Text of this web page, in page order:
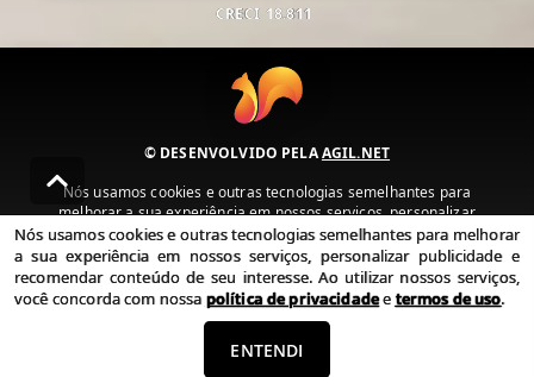
CRECI 18.811
© DESENVOLVIDO PELAAGIL.NET
Nós usamos cookies e outras tecnologias semelhantes para
melhorar a sua experiência em nossos serviços, personalizar
publicidade e recomendar conteúdo de seu interesse. Ao utilizar
nossos serviços, você concorda com nossa política de privacidade e
termos de uso.
Política de Privacidade Termos de uso
Nós usamos cookies e outras tecnologias semelhantes para melhorar
a sua experiência em nossos serviços, personalizar publicidade e
recomendar conteúdo de seu interesse. Ao utilizar nossos serviços,
você concorda com nossa política de privacidadeetermos de uso.
ENTENDI